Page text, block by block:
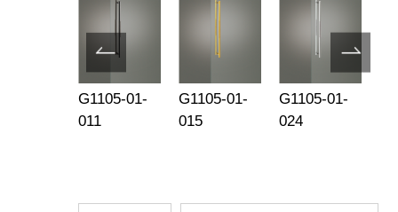
G1105-01-
011
G1105-01-
015
G1105-01-
024